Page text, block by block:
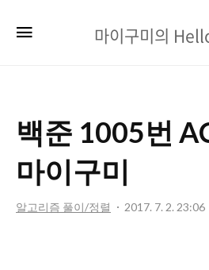
이
의
마이구미의
백준 1005번
마이구미
알고리즘 풀이/정렬 2017. 7. 2. 23:06